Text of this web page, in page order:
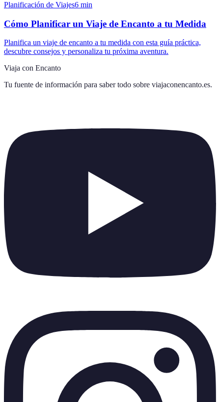
Planificación de Viajes6 min
Cómo Planificar un Viaje de Encanto a tu Medida
Planifica un viaje de encanto a tu medida con esta guía práctica,
descubre consejos y personaliza tu próxima aventura.
Viaja con Encanto
Tu fuente de información para saber todo sobre viajaconencanto.es.